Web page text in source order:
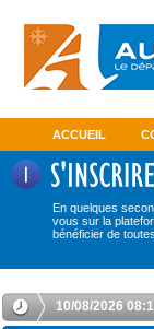
ACCUEIL
En quelques
vous sur la
bénéficier de
10/08/2026